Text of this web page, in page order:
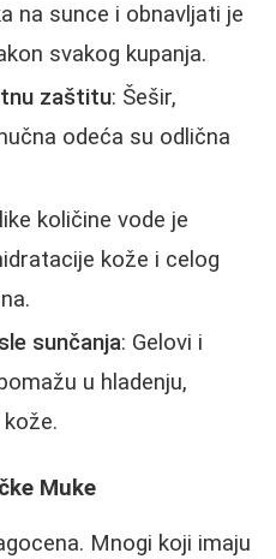
na sunce i obnavljati je
svakog kupanja.
zaštitu: Šešir,
odeća su odlična
količine vode je
kože i celog
sunčanja: Gelovi i
u hladenju,
Muke
Mnogi koji imaju